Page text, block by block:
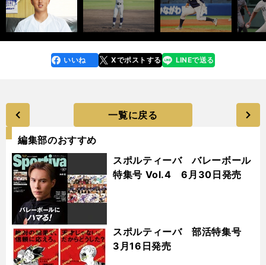
faceboo
k
いいね Xでポストする
line LINEで送る
一覧に戻る
編集部のおすすめ
スポルティーバ バレーボール
特集号 Vol.4 6月30日発売
スポルティーバ 部活特集号
3月16日発売